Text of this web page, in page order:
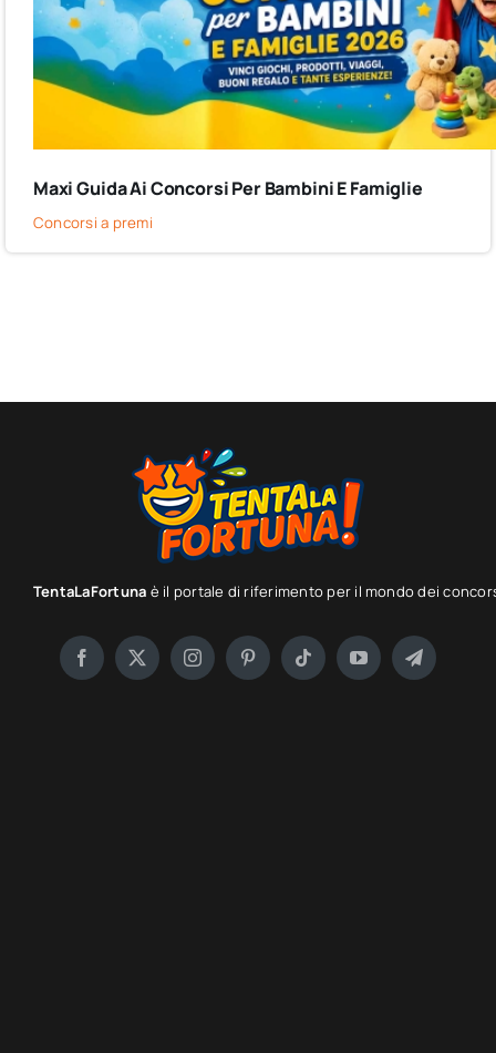
Maxi Guida Ai Concorsi Per Bambini E Famiglie
Concorsi a premi
TentaLaFortuna è il portale di riferimento per il mondo dei